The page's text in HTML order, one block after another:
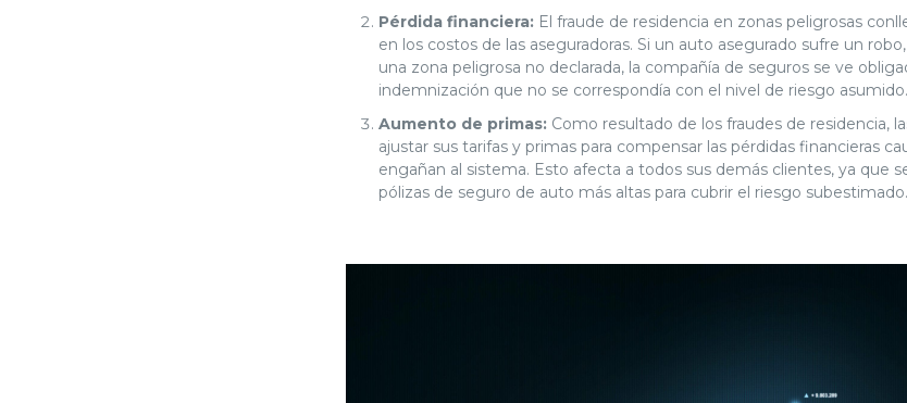
Pérdida financiera: El fraude de residencia en zonas peligrosas
en los costos de las aseguradoras. Si un auto asegurado sufre un
una zona peligrosa no declarada, la compañía de seguros se ve
indemnización que no se correspondía con el nivel de riesgo asumido.
Aumento de primas: Como resultado de los fraudes de residencia,
ajustar sus tarifas y primas para compensar las pérdidas financieras
engañan al sistema. Esto afecta a todos sus demás clientes, ya que
pólizas de seguro de auto más altas para cubrir el riesgo subestimado.